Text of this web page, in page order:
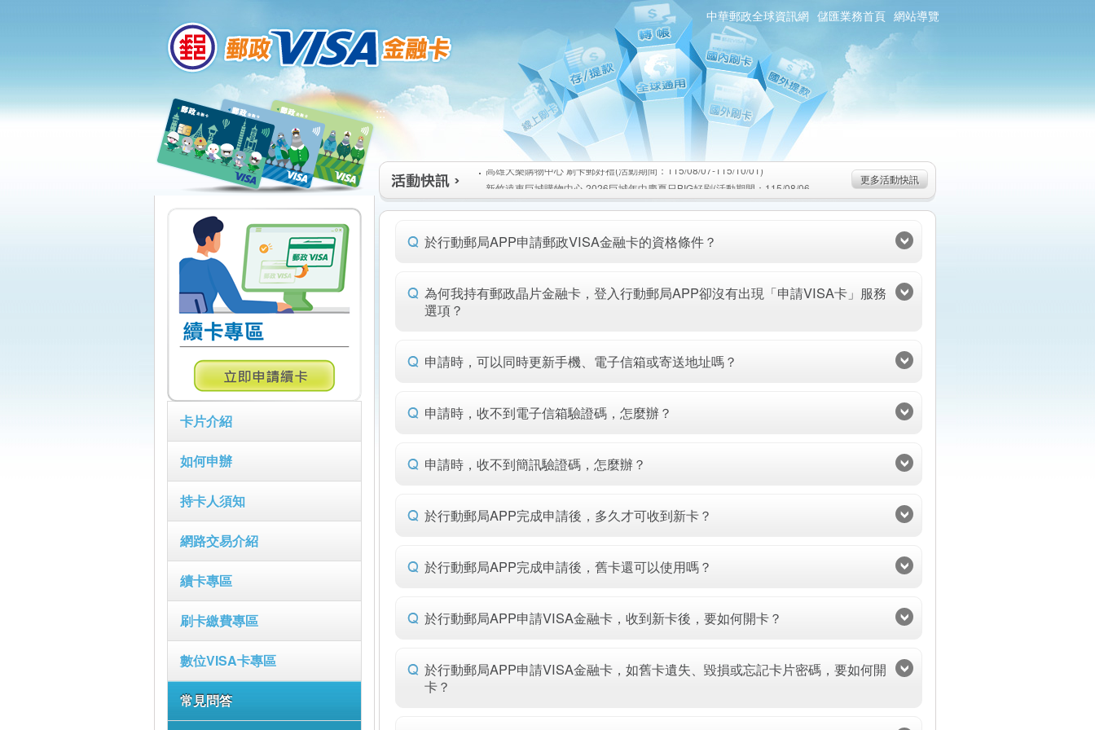
中華郵政全球資訊網 儲匯業務首頁 網站導覽
卡片介紹
如何申辦
持卡人須知
網路交易介紹
續卡專區
刷卡繳費專區
數位VISA卡專區
常見問答
:::
高雄大樂購物中心 刷卡郵好禮(活動期間：115/08/07-115/10/01)
新竹遠東巨城購物中心 2026巨城年中慶夏日BIG好刷(活動期間：115/08/06-
115/08/26)
臺北三創生活 有點東西第2波 刷卡郵好禮(活動期間：115/08/06-115/09/02)
高雄大樂購物中心 刷卡郵好禮(活動期間：115/08/07-115/10/01)
新竹遠東巨城購物中心 2026巨城年中慶夏日BIG好刷(活動期間：115/08/06-
115/08/26)
更多活動快訊
於行動郵局APP申請郵政VISA金融卡的資格條件？
為何我持有郵政晶片金融卡，登入行動郵局APP卻沒有出現「申請VISA卡」服務
選項？
申請時，可以同時更新手機、電子信箱或寄送地址嗎？
申請時，收不到電子信箱驗證碼，怎麼辦？
申請時，收不到簡訊驗證碼，怎麼辦？
於行動郵局APP完成申請後，多久才可收到新卡？
於行動郵局APP完成申請後，舊卡還可以使用嗎？
於行動郵局APP申請VISA金融卡，收到新卡後，要如何開卡？
於行動郵局APP申請VISA金融卡，如舊卡遺失、毀損或忘記卡片密碼，要如何開
卡？